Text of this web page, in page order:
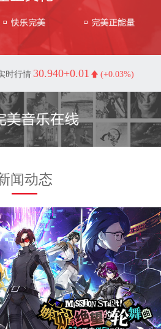
时行情 30.940+0.01 (+0.03%)
闻动态